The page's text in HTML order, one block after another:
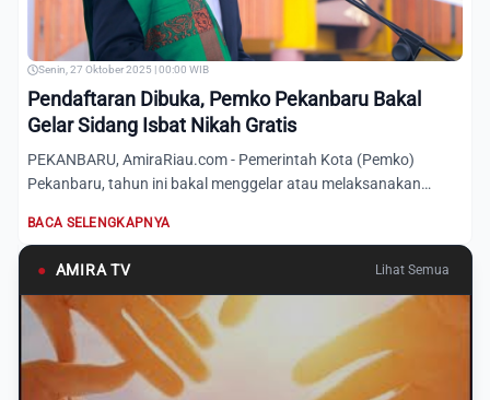
Senin, 27 Oktober 2025 | 00:00 WIB
Pendaftaran Dibuka, Pemko Pekanbaru Bakal
Gelar Sidang Isbat Nikah Gratis
PEKANBARU, AmiraRiau.com - Pemerintah Kota (Pemko)
Pekanbaru, tahun ini bakal menggelar atau melaksanakan
BACA SELENGKAPNYA
● AMIRA TV Lihat Semua